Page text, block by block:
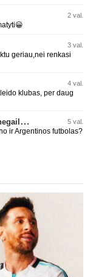
2 val.
3 val.
geriau,nei renkasi
4 val.
klubas, per daug
Argentinos federacijos prezidentas C. Tapia negailėjo pagyrų G. Infantino 5 val.
ir Argentinos futbolas?